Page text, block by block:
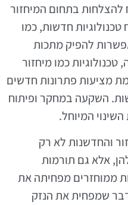
להצלחות בתחום המיחזור
חדשות, כמו
להפיק מתכות
כמו מיחזור
מציעות פתרונות חדשים
השקעה במחקר ופיתוח
המיוחל.
והחדשנות לא רק
אלא גם תורמות
ממוחזרים מפחיתה את
שמפחית את הנזק